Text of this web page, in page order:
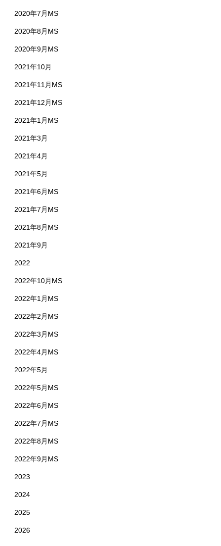
2020年7月MS
2020年8月MS
2020年9月MS
2021年10月
2021年11月MS
2021年12月MS
2021年1月MS
2021年3月
2021年4月
2021年5月
2021年6月MS
2021年7月MS
2021年8月MS
2021年9月
2022
2022年10月MS
2022年1月MS
2022年2月MS
2022年3月MS
2022年4月MS
2022年5月
2022年5月MS
2022年6月MS
2022年7月MS
2022年8月MS
2022年9月MS
2023
2024
2025
2026